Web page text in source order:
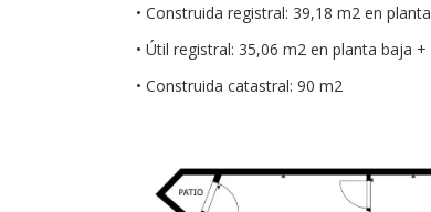
• Construida registral: 39,18 m2 en
• Útil registral: 35,06 m2 en planta baja
• Construida catastral: 90 m2